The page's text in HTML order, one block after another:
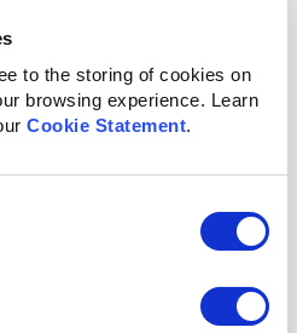
to the storing of cookies on
browsing experience. Learn
Cookie Statement.
Meilleures réponses
S30